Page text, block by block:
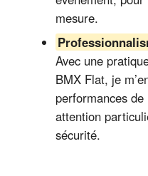
mesure.
Avec une
BMX Flat, je
performances
attention
sécurité.